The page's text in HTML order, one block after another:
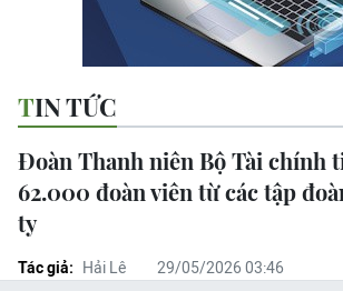
TIN TỨC
Đoàn Thanh niên Bộ Tài chính
62.000 đoàn viên từ các tập
ty
Tác giả: Hải Lê 29/05/2026 03:46